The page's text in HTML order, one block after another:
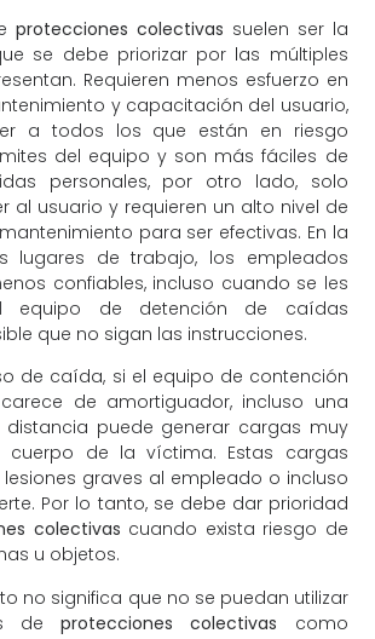
protecciones colectivas suelen ser la
se debe priorizar por las múltiples
Requieren menos esfuerzo en
y capacitación del usuario,
a todos los que están en riesgo
del equipo y son más fáciles de
personales, por otro lado, solo
al usuario y requieren un alto nivel de
para ser efectivas. En la
lugares de trabajo, los empleados
confiables, incluso cuando se les
equipo de detención de caídas
que no sigan las instrucciones.
de caída, si el equipo de contención
de amortiguador, incluso una
puede generar cargas muy
cuerpo de la víctima. Estas cargas
graves al empleado o incluso
Por lo tanto, se debe dar prioridad
colectivas cuando exista riesgo de
u objetos.
no significa que no se puedan utilizar
deprotecciones colectivas como